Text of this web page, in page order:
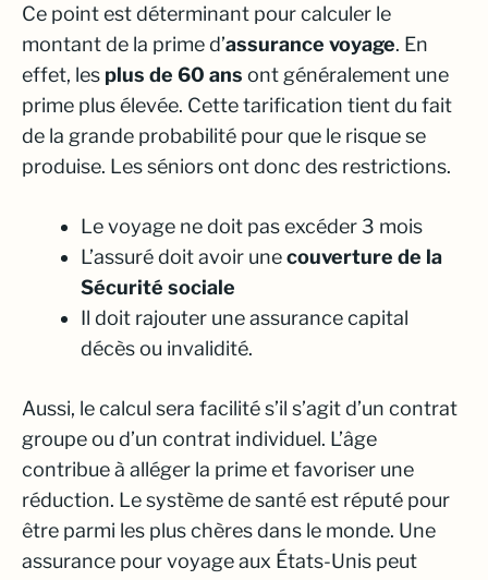
Ce point est déterminant pour calculer le
montant de la prime d’assurance voyage. En
effet, les plus de 60 ans ont généralement une
prime plus élevée. Cette tarification tient du fait
de la grande probabilité pour que le risque se
produise. Les séniors ont donc des restrictions.
Le voyage ne doit pas excéder 3 mois
L’assuré doit avoir unecouverture de la
Sécurité sociale
Il doit rajouter une assurance capital
décès ou invalidité.
Aussi, le calcul sera facilité s’il s’agit d’un contrat
groupe ou d’un contrat individuel. L’âge
contribue à alléger la prime et favoriser une
réduction. Le système de santé est réputé pour
être parmi les plus chères dans le monde. Une
assurance pour voyage aux États-Unis peut